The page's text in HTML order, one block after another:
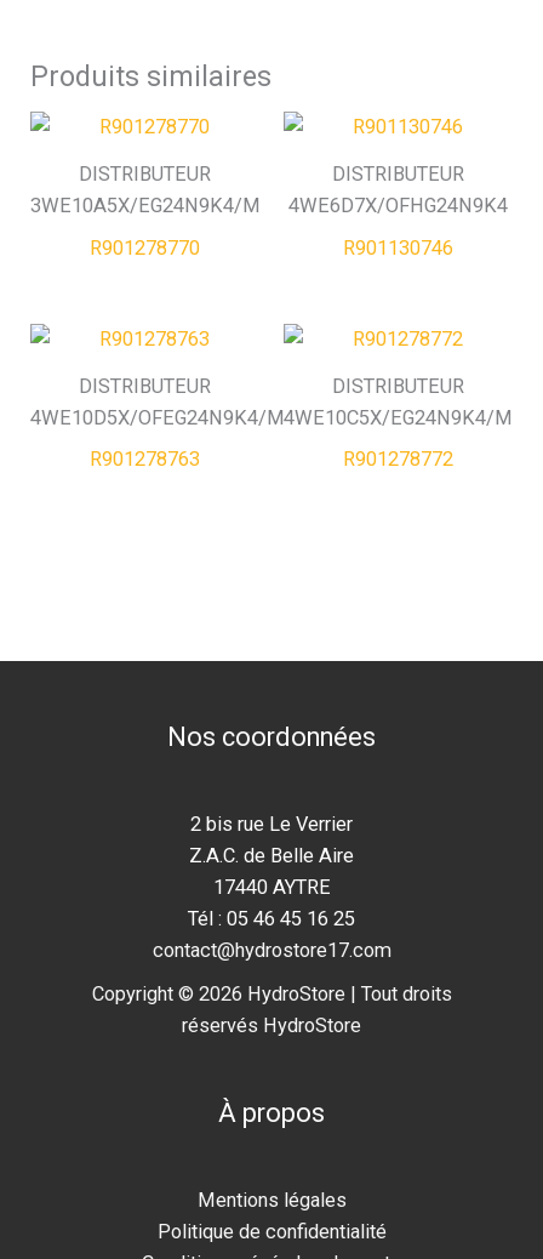
Produits similaires
DISTRIBUTEUR
3WE10A5X/EG24N9K4/M
R901278770
DISTRIBUTEUR
4WE6D7X/OFHG24N9K4
R901130746
DISTRIBUTEUR
4WE10D5X/OFEG24N9K4/M
R901278763
DISTRIBUTEUR
4WE10C5X/EG24N9K4/M
R901278772
Nos coordonnées
2 bis rue Le Verrier
Z.A.C. de Belle Aire
17440 AYTRE
Tél : 05 46 45 16 25
contact@hydrostore17.com
Copyright © 2026 HydroStore | Tout droits
réservés HydroStore
À propos
Mentions légales
Politique de confidentialité